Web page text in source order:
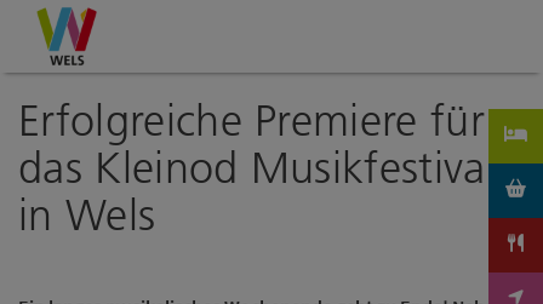
Zum Inhalt
Zur Navigation
Zum Seitenanfang
Erfolgreiche Premiere für
das Kleinod Musikfestival
in Wels